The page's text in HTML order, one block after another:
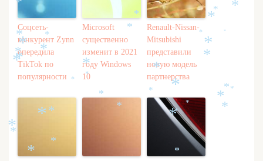
Соцсеть-
конкурент Zynn
опередила
TikTok по
популярности
Microsoft
существенно
изменит в 2021
году Windows
10
Renault-Nissan-
Mitsubishi
представили
новую модель
партнерства
*
*
*
*
*
*
* *
*
*
*
*
*
*
*
*
*
*
*
*
*
*
*
*
*
*
*
*
*
*
*
*
*
*
* *
*
*